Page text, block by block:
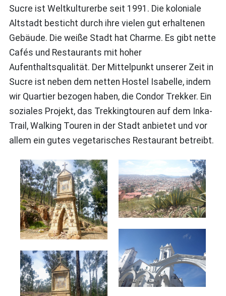
Sucre ist Weltkulturerbe seit 1991. Die koloniale
Altstadt besticht durch ihre vielen gut erhaltenen
Gebäude. Die weiße Stadt hat Charme. Es gibt nette
Cafés und Restaurants mit hoher
Aufenthaltsqualität. Der Mittelpunkt unserer Zeit in
Sucre ist neben dem netten Hostel Isabelle, indem
wir Quartier bezogen haben, die Condor Trekker. Ein
soziales Projekt, das Trekkingtouren auf dem Inka-
Trail, Walking Touren in der Stadt anbietet und vor
allem ein gutes vegetarisches Restaurant betreibt.